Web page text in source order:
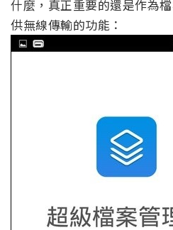
什麼，真正重要的還是作為
供無線傳輸的功能：